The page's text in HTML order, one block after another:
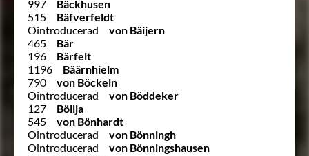
997
Bäckhusen
515
Bäfverfeldt
Ointroducerad
von Bäijern
465
Bär
196
Bärfelt
1196
Bäärnhielm
790
von Böckeln
Ointroducerad
von Böddeker
127
Böllja
545
von Bönhardt
Ointroducerad
von Bönningh
Ointroducerad
von Bönningshausen